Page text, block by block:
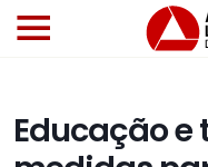
Educação